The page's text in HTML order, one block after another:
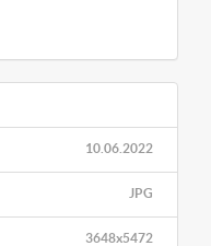
10.06.2022
JPG
3648x5472